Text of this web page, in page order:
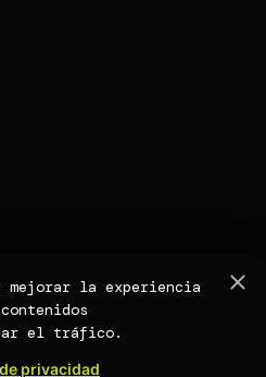
mejorar la experiencia
el tráfico.
privacidad